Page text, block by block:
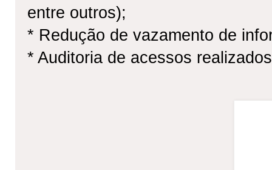
entre outros);
* Redução de vazamento de
* Auditoria de acessos